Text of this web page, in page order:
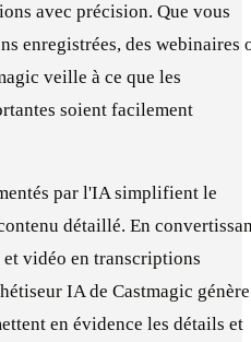
avec précision. Que vous
enregistrées, des webinaires
veille à ce que les
soient facilement
par l'IA simplifient le
détaillé. En
vidéo en transcriptions
IA de Castmagic génère
en évidence les détails et